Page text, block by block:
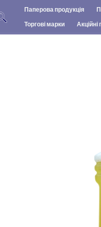
Паперова продукція
Торгові марки
Акційні